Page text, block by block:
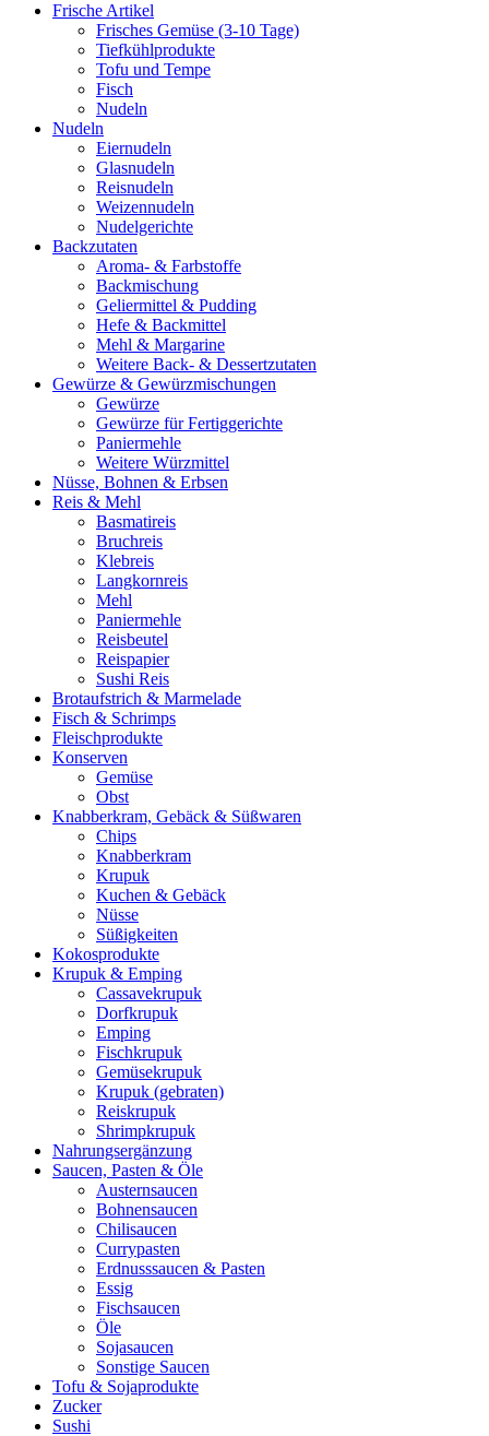
Frische Artikel
Frisches Gemüse (3-10 Tage)
Tiefkühlprodukte
Tofu und Tempe
Fisch
Nudeln
Nudeln
Eiernudeln
Glasnudeln
Reisnudeln
Weizennudeln
Nudelgerichte
Backzutaten
Aroma- & Farbstoffe
Backmischung
Geliermittel & Pudding
Hefe & Backmittel
Mehl & Margarine
Weitere Back- & Dessertzutaten
Gewürze & Gewürzmischungen
Gewürze
Gewürze für Fertiggerichte
Paniermehle
Weitere Würzmittel
Nüsse, Bohnen & Erbsen
Reis & Mehl
Basmatireis
Bruchreis
Klebreis
Langkornreis
Mehl
Paniermehle
Reisbeutel
Reispapier
Sushi Reis
Brotaufstrich & Marmelade
Fisch & Schrimps
Fleischprodukte
Konserven
Gemüse
Obst
Knabberkram, Gebäck & Süßwaren
Chips
Knabberkram
Krupuk
Kuchen & Gebäck
Nüsse
Süßigkeiten
Kokosprodukte
Krupuk & Emping
Cassavekrupuk
Dorfkrupuk
Emping
Fischkrupuk
Gemüsekrupuk
Krupuk (gebraten)
Reiskrupuk
Shrimpkrupuk
Nahrungsergänzung
Saucen, Pasten & Öle
Austernsaucen
Bohnensaucen
Chilisaucen
Currypasten
Erdnusssaucen & Pasten
Essig
Fischsaucen
Öle
Sojasaucen
Sonstige Saucen
Tofu & Sojaprodukte
Zucker
Sushi